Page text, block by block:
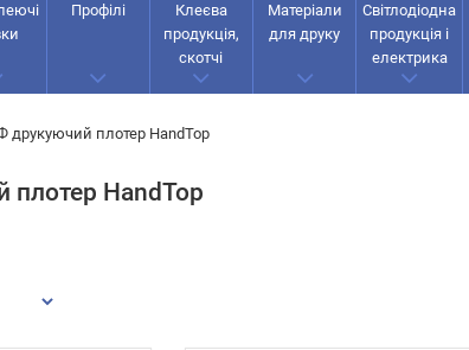
Профілі
Клеєва
продукція,
скотчі
Матеріали
для друку
Світлодіодна
продукція і
електрика
друкуючий плотер HandTop
HandTop